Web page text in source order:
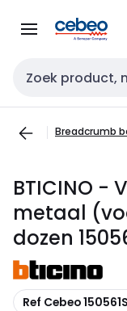
naar
naar
Zoekveld invoer
Breadcrumb
BTICINO -
metaal
dozen
Kopiëren
Ref Cebeo 150561S